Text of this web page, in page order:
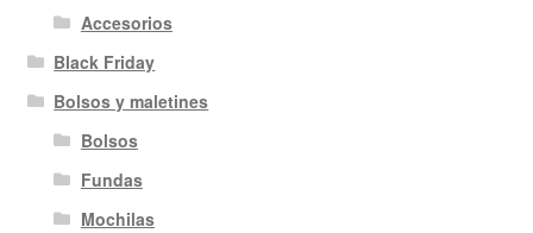
Accesorios
Black Friday
Bolsos y maletines
Bolsos
Fundas
Mochilas